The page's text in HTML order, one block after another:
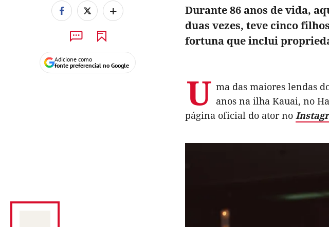
+
Adicione como
fonte preferencial no Google
Durante 86 anos de vida,
duas vezes, teve cinco
fortuna que inclui
U ma das maiores lendas
anos na ilha Kauai, no
página oficial do ator no